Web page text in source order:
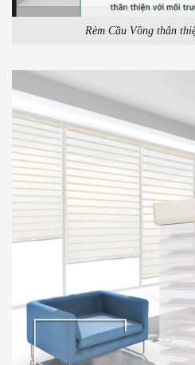
Rèm Cầu Vồng thân